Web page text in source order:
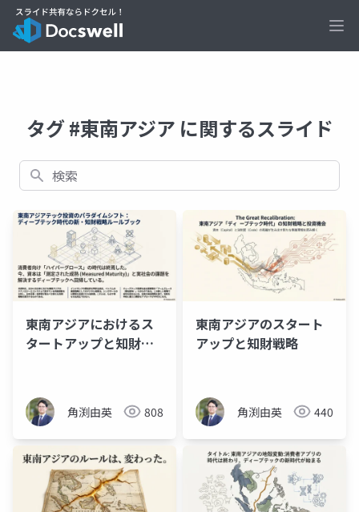
タグ #東南アジア に関するスライド
検索
東南アジアにおけるス
タートアップと知財戦
角渕由英 808
東南アジアのスタート
アップと知財戦略
角渕由英 440